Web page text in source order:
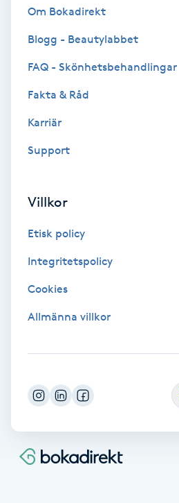
Fransar
Fransfärgning
Fransförlängning Volym
Fransrengöring
Friskvårdsmassage
Om Bokadirekt
Blogg - Beautylabbet
FAQ - Skönhetsbehandlingar
Fakta & Råd
Karriär
Support
Villkor
Etisk policy
Integritetspolicy
Cookies
Allmänna villkor